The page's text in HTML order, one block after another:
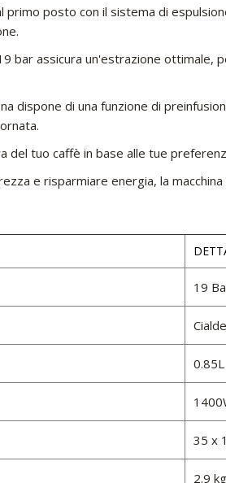
primo posto con il sistema di
bar assicura un'estrazione
dispone di una funzione di
del tuo caffè in base alle tue
e risparmiare energia, la
19
0.85L
35 x
2.9 kg